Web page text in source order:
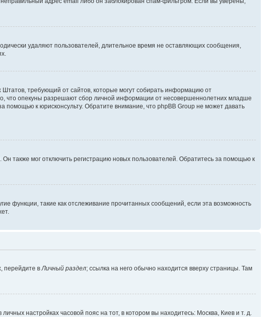
удаляют пользователей, длительное время не оставляющих сообщения,
требующий от сайтов, которые могут собирать информацию от
что опекуны разрешают сбор личной информации от несовершеннолетних младше
помощью к юрисконсульту. Обратите внимание, что phpBB Group не может давать
также мог отключить регистрацию новых пользователей. Обратитесь за помощью к
функции, такие как отслеживание прочитанных сообщений, если эта возможность
перейдите в Личный раздел; ссылка на него обычно находится вверху страницы. Там
настройках часовой пояс на тот, в котором вы находитесь: Москва, Киев и т. д.